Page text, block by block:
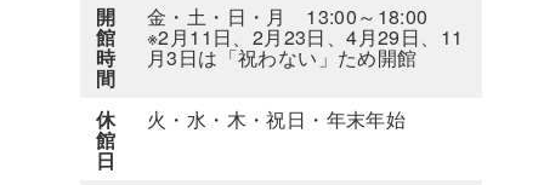
開
館
時
間
金・土・日・月 13:00～18:00
※2月11日、2月23日、4月29日、11
月3日は「祝わない」ため開館
休
館
日
火・水・木・祝日・年末年始